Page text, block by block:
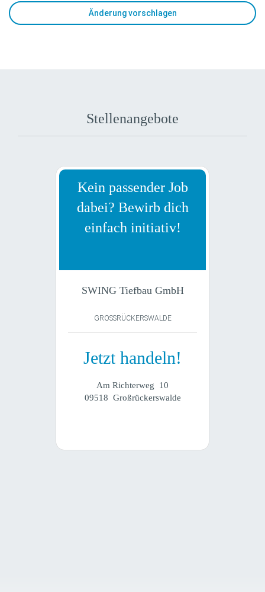
Änderung vorschlagen
Stellenangebote
Kein passender Job
dabei? Bewirb dich
einfach initiativ!
SWING Tiefbau GmbH
GROSSRÜCKERSWALDE
Jetzt handeln!
Am Richterweg 10
09518 Großrückerswalde